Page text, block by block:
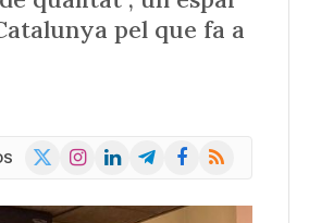
pel que fa a
InstagramLinkedInTelegramFacebook
RSS